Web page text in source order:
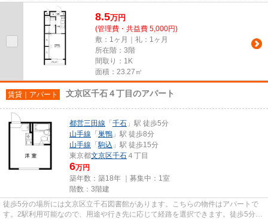
VERUSへお問い合わせ下さい。お気...
8.5万円
(管理費・共益費 5,000円)
敷：1ヶ月｜礼：1ヶ月
所在階：3階
間取り：1K
面積：23.27㎡
賃貸｜アパート 文京区千石４丁目のアパート
都営三田線 「 千石 」駅 徒歩5分
山手線 「 巣鴨 」駅 徒歩8分
山手線 「駒込 」駅 徒歩15分
東京都文京区千石 ４丁目
6万円
築年数：築18年 ｜募集中： 1室
階数：3階建
徒歩5分の場所には文京区立千石図書館があります。こちらの物件はアパートで
す。2駅利用可能なので、用途や行き先に応じて経路を選択できます。徒歩5分で